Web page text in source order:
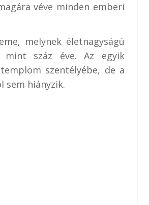
véve minden emberi
melynek életnagyságú
száz éve. Az egyik
szentélyébe, de a
hiányzik.